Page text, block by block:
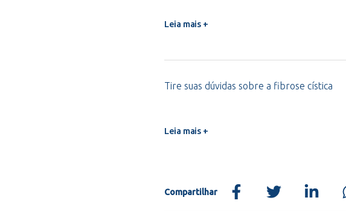
Leia mais +
Tire suas dúvidas sobre a fibrose cística
Leia mais +
Compartilhar